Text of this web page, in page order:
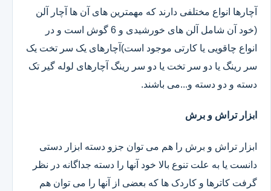
آچارها انواع مختلفی دارند که مهمترین های آن ها آچار آلن
(خود آن شامل آلن های خورشیدی و 6 گوش است و در
انواع چاقویی یا کارتی موجود است)آچارهای یک سر تخت یک
سر رینگ یا دو سر تخت یا دو سر رینگ آچارهای لوله گیر تک
دسته و دو دسته و...می باشند.
ابزار تراش و برش
ابزار تراش و برش را هم می توان جزو دسته ابزار دستی
دانست یا به علت تنوع بالا خود آنها را دسته جداگانه در نظر
گرفت کاترها و کاردک ها که بعضی از آنها را می توان هم